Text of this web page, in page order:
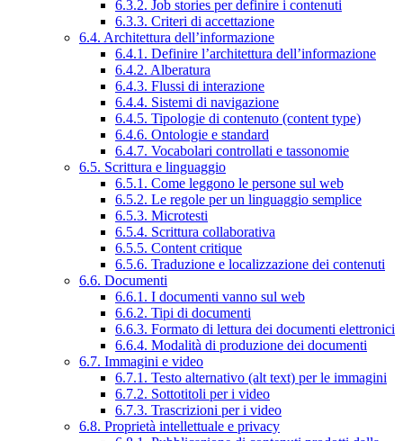
6.3.2. Job stories per definire i contenuti
6.3.3. Criteri di accettazione
6.4. Architettura dell’informazione
6.4.1. Definire l’architettura dell’informazione
6.4.2. Alberatura
6.4.3. Flussi di interazione
6.4.4. Sistemi di navigazione
6.4.5. Tipologie di contenuto (content type)
6.4.6. Ontologie e standard
6.4.7. Vocabolari controllati e tassonomie
6.5. Scrittura e linguaggio
6.5.1. Come leggono le persone sul web
6.5.2. Le regole per un linguaggio semplice
6.5.3. Microtesti
6.5.4. Scrittura collaborativa
6.5.5. Content critique
6.5.6. Traduzione e localizzazione dei contenuti
6.6. Documenti
6.6.1. I documenti vanno sul web
6.6.2. Tipi di documenti
6.6.3. Formato di lettura dei documenti elettronici
6.6.4. Modalità di produzione dei documenti
6.7. Immagini e video
6.7.1. Testo alternativo (alt text) per le immagini
6.7.2. Sottotitoli per i video
6.7.3. Trascrizioni per i video
6.8. Proprietà intellettuale e privacy